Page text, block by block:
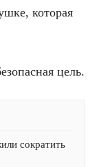
которая
цель.
сократить